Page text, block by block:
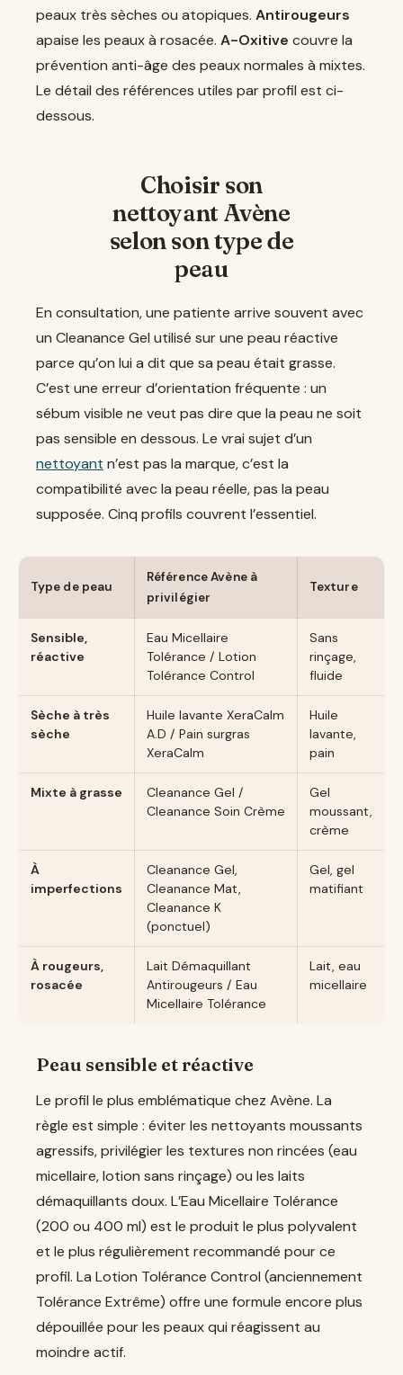
peaux très sèches ou atopiques. Antirougeurs
apaise les peaux à rosacée. A-Oxitive couvre la
prévention anti-âge des peaux normales à mixtes.
Le détail des références utiles par profil est ci-
dessous.
Choisir son
nettoyant Avène
selon son type de
peau
En consultation, une patiente arrive souvent avec
un Cleanance Gel utilisé sur une peau réactive
parce qu’on lui a dit que sa peau était grasse.
C’est une erreur d’orientation fréquente : un
sébum visible ne veut pas dire que la peau ne soit
pas sensible en dessous. Le vrai sujet d’un
nettoyant n’est pas la marque, c’est la
compatibilité avec la peau réelle, pas la peau
supposée. Cinq profils couvrent l’essentiel.
Type de peau
Référence Avène à
privilégier
Texture
Sensible,
réactive
Eau Micellaire
Tolérance / Lotion
Tolérance Control
Sans
rinçage,
fluide
Sèche à très
sèche
Huile lavante XeraCalm
A.D / Pain surgras
XeraCalm
Huile
lavante,
pain
Mixte à grasse
Cleanance Gel /
Cleanance Soin Crème
Gel
moussant,
crème
À
imperfections
Cleanance Gel,
Cleanance Mat,
Cleanance K
(ponctuel)
Gel, gel
matifiant
À rougeurs,
rosacée
Lait Démaquillant
Antirougeurs / Eau
Micellaire Tolérance
Lait, eau
micellaire
Peau sensible et réactive
Le profil le plus emblématique chez Avène. La
règle est simple : éviter les nettoyants moussants
agressifs, privilégier les textures non rincées (eau
micellaire, lotion sans rinçage) ou les laits
démaquillants doux. L’Eau Micellaire Tolérance
(200 ou 400 ml) est le produit le plus polyvalent
et le plus régulièrement recommandé pour ce
profil. La Lotion Tolérance Control (anciennement
Tolérance Extrême) offre une formule encore plus
dépouillée pour les peaux qui réagissent au
moindre actif.